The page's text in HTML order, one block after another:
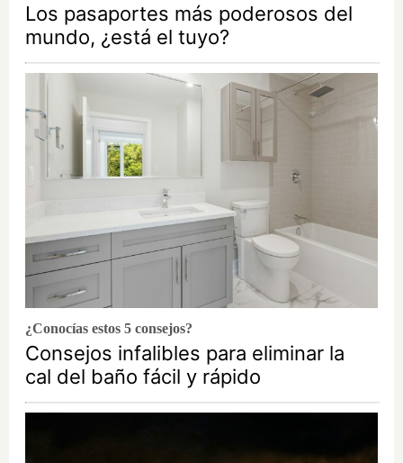
Los pasaportes más poderosos del
mundo, ¿está el tuyo?
¿Conocías estos 5 consejos?
Consejos infalibles para eliminar la
cal del baño fácil y rápido